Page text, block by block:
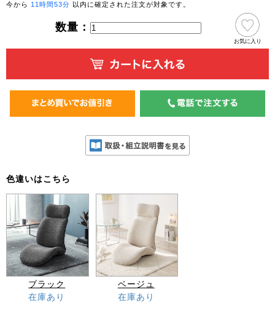
今から 11時間53分 以内に確定された注文が対象です。
数量：
お気に入り
色違いはこちら
ブラック
在庫あり
ベージュ
在庫あり